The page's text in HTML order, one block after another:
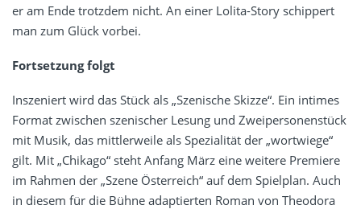
er am Ende trotzdem nicht. An einer Lolita-Story schippert
man zum Glück vorbei.
Fortsetzung folgt
Inszeniert wird das Stück als „Szenische Skizze“. Ein intimes
Format zwischen szenischer Lesung und Zweipersonenstück
mit Musik, das mittlerweile als Spezialität der „wortwiege“
gilt. Mit „Chikago“ steht Anfang März eine weitere Premiere
im Rahmen der „Szene Österreich“ auf dem Spielplan. Auch
in diesem für die Bühne adaptierten Roman von Theodora